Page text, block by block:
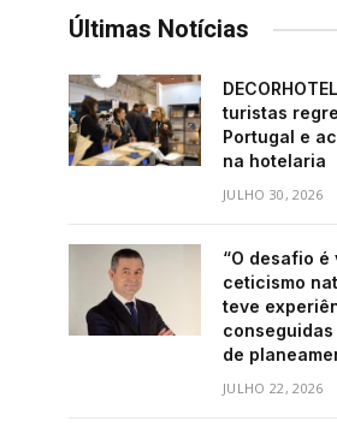
Últimas Notícias
turistas
Portugal e
na hotelaria
JULHO 30, 2026
“O desafio é
ceticismo
teve
de
JULHO 22, 2026